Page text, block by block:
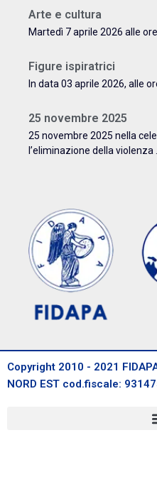
Arte e cultura
Martedì 7 aprile 2026 alle ore
Figure ispiratrici
In data 03 aprile 2026, alle
25 novembre 2025
25 novembre 2025 nella
l’eliminazione della violenza ...
Copyright 2010 - 2021
NORD EST cod.fiscale: